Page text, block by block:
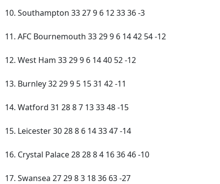
10. Southampton 33 27 9 6 12 33 36 -3
11. AFC Bournemouth 33 29 9 6 14 42 54 -12
12. West Ham 33 29 9 6 14 40 52 -12
13. Burnley 32 29 9 5 15 31 42 -11
14. Watford 31 28 8 7 13 33 48 -15
15. Leicester 30 28 8 6 14 33 47 -14
16. Crystal Palace 28 28 8 4 16 36 46 -10
17. Swansea 27 29 8 3 18 36 63 -27